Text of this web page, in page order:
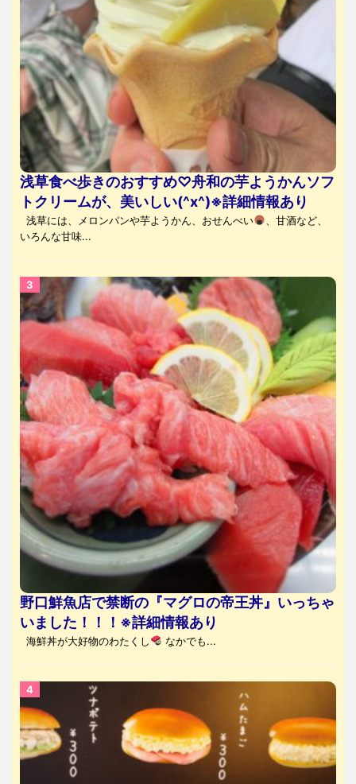
浅草食べ歩きのおすすめ♡舟和の芋ようかんソフ
トクリームが、美いしい(^x^)※詳細情報あり
浅草には、メロンパンや芋ようかん、おせんべい
、甘酒など、
いろんな甘味...
野口鮮魚店で禁断の『マグロの帝王丼』いっちゃ
いました！！！※詳細情報あり
海鮮丼が大好物のわたくし なかでも...